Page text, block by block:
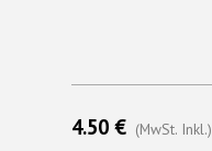
4.50 € (MwSt. Inkl.)